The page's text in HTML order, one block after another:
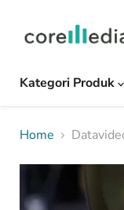
Kategori Produk
Home